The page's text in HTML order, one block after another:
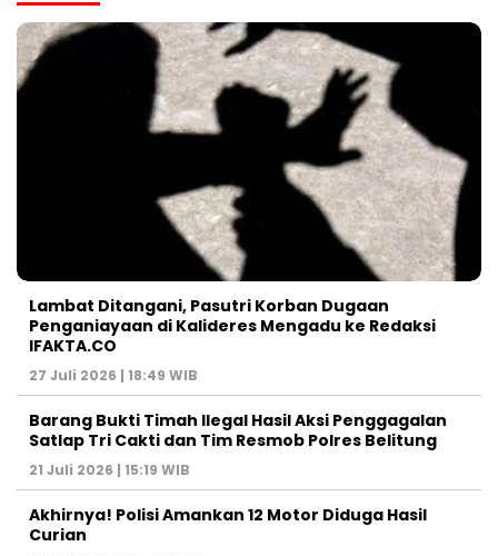
Lambat Ditangani, Pasutri Korban Dugaan
Penganiayaan di Kalideres Mengadu ke Redaksi
IFAKTA.CO
27 Juli 2026 | 18:49 WIB
Barang Bukti Timah Ilegal Hasil Aksi Penggagalan
Satlap Tri Cakti dan Tim Resmob Polres Belitung
21 Juli 2026 | 15:19 WIB
Akhirnya! Polisi Amankan 12 Motor Diduga Hasil
Curian